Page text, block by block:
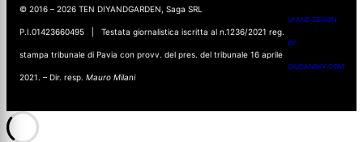
© 2016 – 2026 TEN DIYANDGARDEN, Saga SRL
P.I.01423660495 | Testata giornalistica iscritta al n.1236/2021 reg.
stampa tribunale di Pavia con provv. del pres. del tribunale 16 aprile
2021. – Dir. resp. Mauro Milani
UI AND DESIGN
BY
GIUDANSKY.COM